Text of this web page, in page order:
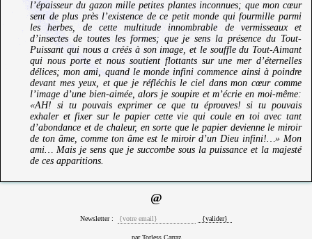
l’épaisseur du gazon mille petites plantes inconnues; que mon cœur
sent de plus près l’existence de ce petit monde qui fourmille parmi
les herbes, de cette multitude innombrable de vermisseaux et
d’insectes de toutes les formes; que je sens la présence du Tout-
Puissant qui nous a créés à son image, et le souffle du Tout-Aimant
qui nous porte et nous soutient flottants sur une mer d’éternelles
délices; mon ami, quand le monde infini commence ainsi à poindre
devant mes yeux, et que je réfléchis le ciel dans mon cœur comme
l’image d’une bien-aimée, alors je soupire et m’écrie en moi-même:
«AH! si tu pouvais exprimer ce que tu éprouves! si tu pouvais
exhaler et fixer sur le papier cette vie qui coule en toi avec tant
d’abondance et de chaleur, en sorte que le papier devienne le miroir
de ton âme, comme ton âme est le miroir d’un Dieu infini!…» Mon
ami… Mais je sens que je succombe sous la puissance et la majesté
de ces apparitions.
par Torless Carraz
Newsletter :
@